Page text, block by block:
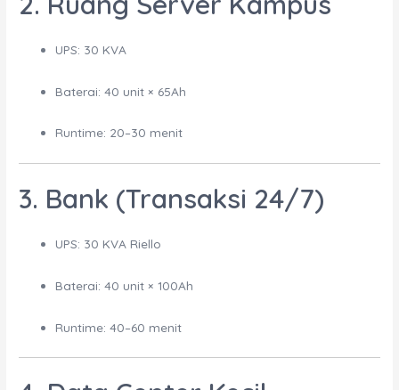
UPS: 30 KVA
Baterai: 40 unit × 65Ah
Runtime: 20–30 menit
3. Bank (Transaksi 24/7)
UPS: 30 KVA Riello
Baterai: 40 unit × 100Ah
Runtime: 40–60 menit